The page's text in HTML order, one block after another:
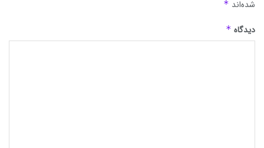
شده‌اند *
دیدگاه *